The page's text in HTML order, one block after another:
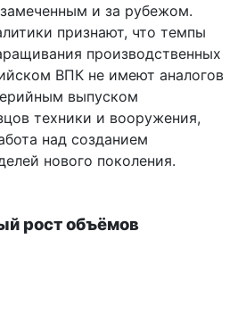
и за рубежом.
признают, что темпы
производственных
ВПК не имеют аналогов
выпуском
техники и вооружения,
над созданием
нового поколения.
рост объёмов